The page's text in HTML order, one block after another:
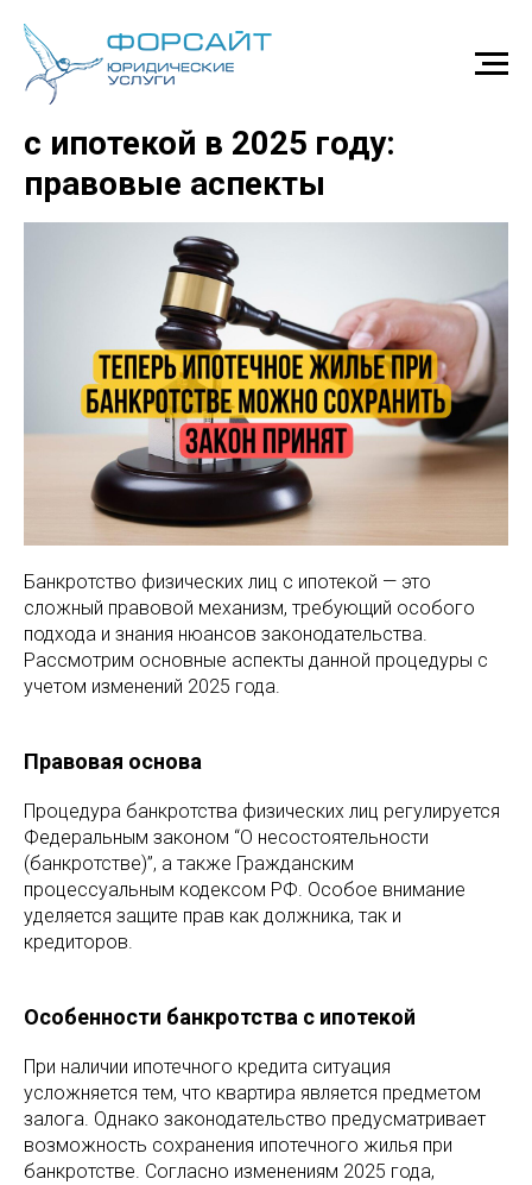
Банкротство физических лиц
с ипотекой в 2025 году:
правовые аспекты
Банкротство физических лиц с ипотекой — это
сложный правовой механизм, требующий особого
подхода и знания нюансов законодательства.
Рассмотрим основные аспекты данной процедуры с
учетом изменений 2025 года.
Правовая основа
Процедура банкротства физических лиц регулируется
Федеральным законом “О несостоятельности
(банкротстве)”, а также Гражданским
процессуальным кодексом РФ. Особое внимание
уделяется защите прав как должника, так и
кредиторов.
Особенности банкротства с ипотекой
При наличии ипотечного кредита ситуация
усложняется тем, что квартира является предметом
залога. Однако законодательство предусматривает
возможность сохранения ипотечного жилья при
банкротстве. Согласно изменениям 2025 года,